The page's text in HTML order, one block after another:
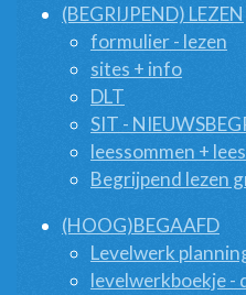
(BEGRIJPEND) LEZEN
formulier - lezen
sites + info
DLT
SIT -
leessommen +
Begrijpend lezen
(HOOG)BEGAAFD
Levelwerk
levelwerkboekje -